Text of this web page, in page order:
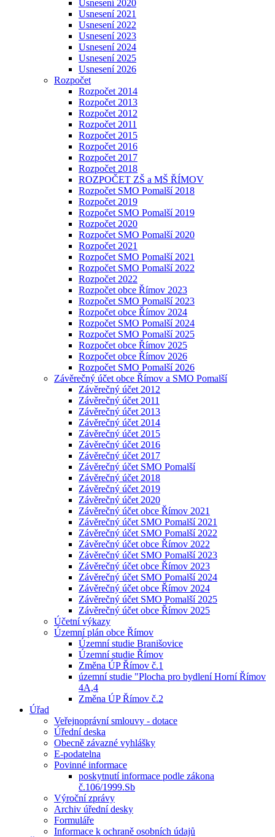
Usnesení 2020
Usnesení 2021
Usnesení 2022
Usnesení 2023
Usnesení 2024
Usnesení 2025
Usnesení 2026
Rozpočet
Rozpočet 2014
Rozpočet 2013
Rozpočet 2012
Rozpočet 2011
Rozpočet 2015
Rozpočet 2016
Rozpočet 2017
Rozpočet 2018
ROZPOČET ZŠ a MŠ ŘÍMOV
Rozpočet SMO Pomalší 2018
Rozpočet 2019
Rozpočet SMO Pomalší 2019
Rozpočet 2020
Rozpočet SMO Pomalší 2020
Rozpočet 2021
Rozpočet SMO Pomalší 2021
Rozpočet SMO Pomalší 2022
Rozpočet 2022
Rozpočet obce Římov 2023
Rozpočet SMO Pomalší 2023
Rozpočet obce Římov 2024
Rozpočet SMO Pomalší 2024
Rozpočet SMO Pomalší 2025
Rozpočet obce Římov 2025
Rozpočet obce Římov 2026
Rozpočet SMO Pomalší 2026
Závěrečný účet obce Římov a SMO Pomalší
Závěrečný účet 2012
Závěrečný účet 2011
Závěrečný účet 2013
Závěrečný účet 2014
Závěrečný účet 2015
Závěrečný účet 2016
Závěrečný účet 2017
Závěrečný účet SMO Pomalší
Závěrečný účet 2018
Závěrečný účet 2019
Závěrečný účet 2020
Závěrečný účet obce Římov 2021
Závěrečný účet SMO Pomalší 2021
Závěrečný účet SMO Pomalší 2022
Závěrečný účet obce Římov 2022
Závěrečný účet SMO Pomalší 2023
Závěrečný účet obce Římov 2023
Závěrečný účet SMO Pomalší 2024
Závěrečný účet obce Římov 2024
Závěrečný účet SMO Pomalší 2025
Závěrečný účet obce Římov 2025
Účetní výkazy
Územní plán obce Římov
Územní studie Branišovice
Územní studie Římov
Změna ÚP Římov č.1
územní studie "Plocha pro bydlení Horní Římov
4A,4
Změna ÚP Římov č.2
Úřad
Veřejnoprávní smlouvy - dotace
Úřední deska
Obecně závazné vyhlášky
E-podatelna
Povinné informace
poskytnutí informace podle zákona
č.106/1999.Sb
Výroční zprávy
Archiv úřední desky
Formuláře
Informace k ochraně osobních údajů